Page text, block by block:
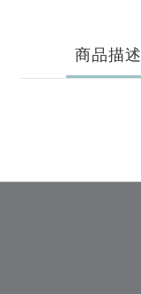
商品描述